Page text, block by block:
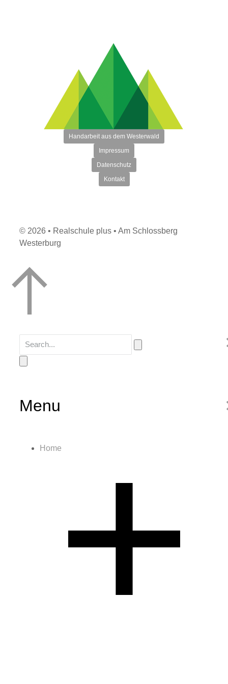
© 2026 • Realschule plus • Am Schlossberg
Westerburg
Handarbeit aus dem Westerwald
Impressum
Datenschutz
Kontakt
Menu
Home